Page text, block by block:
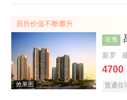
居所价值不断攀升
在售
新罗
4700
普通住